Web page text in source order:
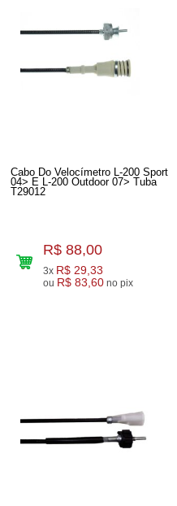
Cabo Do Velocímetro L-200 Sport
04> E L-200 Outdoor 07> Tuba
T29012
R$ 88,00
3x R$ 29,33
ou R$ 83,60 no pix